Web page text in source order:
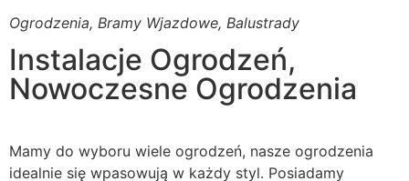
Ogrodzenia, Bramy Wjazdowe, Balustrady
Instalacje Ogrodzeń,
Nowoczesne Ogrodzenia
Mamy do wyboru wiele ogrodzeń, nasze ogrodzenia
idealnie się wpasowują w każdy styl. Posiadamy